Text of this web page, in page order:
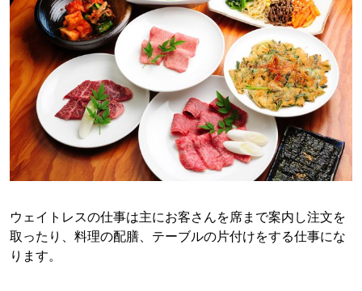
ウェイトレスの仕事は主にお客さんを席まで案内し注文を
取ったり、料理の配膳、テーブルの片付けをする仕事にな
ります。